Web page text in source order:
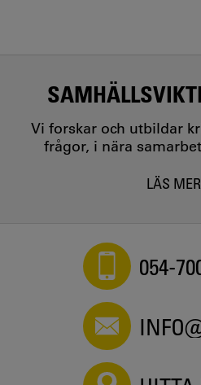
Vi forskar och utbildar
frågor, i nära
LÄS MER
054-